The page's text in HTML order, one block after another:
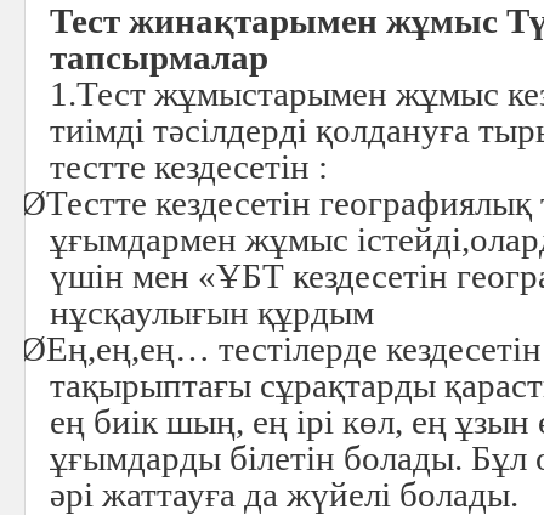
Тест жинақтарымен жұмыс
тапсырмалар
1.Тест жұмыстарымен жұмыс
тиімді тәсілдерді қолдануға
тестте кездесетін :
ØТестте кездесетін
ұғымдармен жұмыс
үшін мен «ҰБТ кездесетін
нұсқаулығын құрдым
ØЕң,ең,ең… тестілерде
тақырыптағы сұрақтарды
ең биік шың, ең ірі көл, ең ұзын
ұғымдарды білетін болады.
әрі жаттауға да жүйелі болады.